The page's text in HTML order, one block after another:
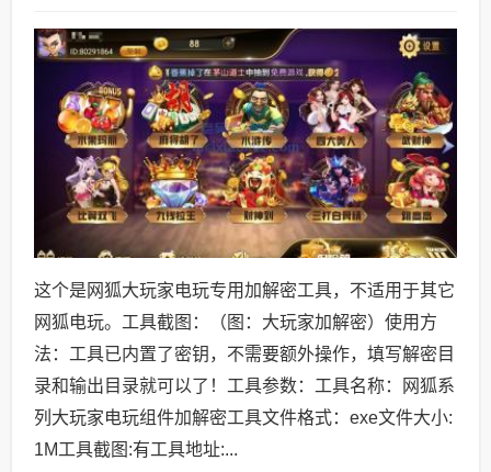
这个是网狐大玩家电玩专用加解密工具，不适用于其它
网狐电玩。工具截图：（图：大玩家加解密）使用方
法：工具已内置了密钥，不需要额外操作，填写解密目
录和输出目录就可以了！工具参数：工具名称：网狐系
列大玩家电玩组件加解密工具文件格式：exe文件大小:
1M工具截图:有工具地址:...